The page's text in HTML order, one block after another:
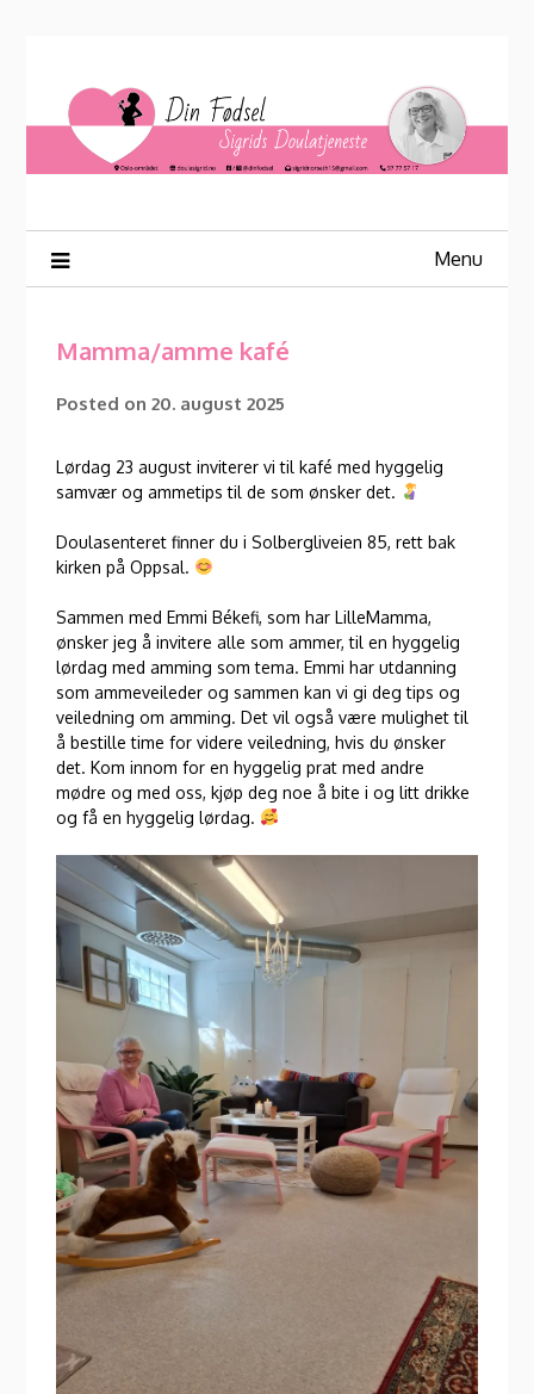
Menu
Mamma/amme kafé
Posted on20. august 2025
Lørdag 23 august inviterer vi til kafé med hyggelig
samvær og ammetips til de som ønsker det.
Doulasenteret finner du i Solbergliveien 85, rett bak
kirken på Oppsal.
Sammen med Emmi Békefi, som har LilleMamma,
ønsker jeg å invitere alle som ammer, til en hyggelig
lørdag med amming som tema. Emmi har utdanning
som ammeveileder og sammen kan vi gi deg tips og
veiledning om amming. Det vil også være mulighet til
å bestille time for videre veiledning, hvis du ønsker
det. Kom innom for en hyggelig prat med andre
mødre og med oss, kjøp deg noe å bite i og litt drikke
og få en hyggelig lørdag.